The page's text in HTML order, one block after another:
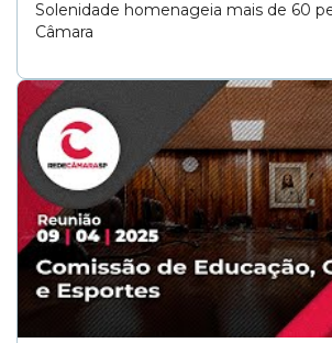
Solenidade homenageia mais de 60
Câmara